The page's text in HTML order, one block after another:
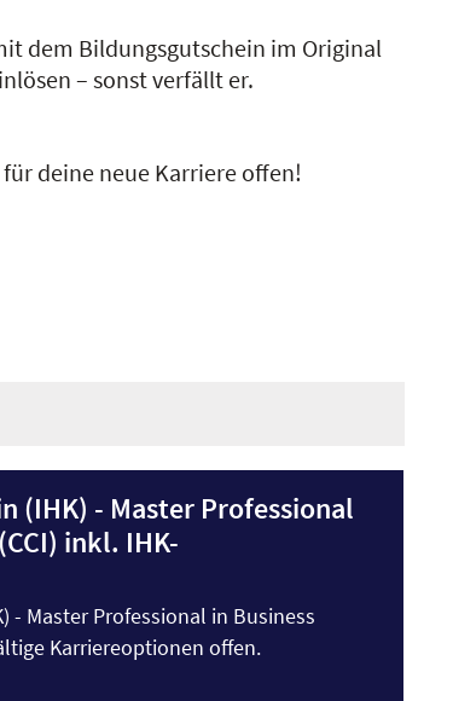
dem Bildungsgutschein im Original
– sonst verfällt er.
deine neue Karriere offen!
(IHK) - Master Professional
inkl. IHK-
- Master Professional in Business
Karriereoptionen offen.